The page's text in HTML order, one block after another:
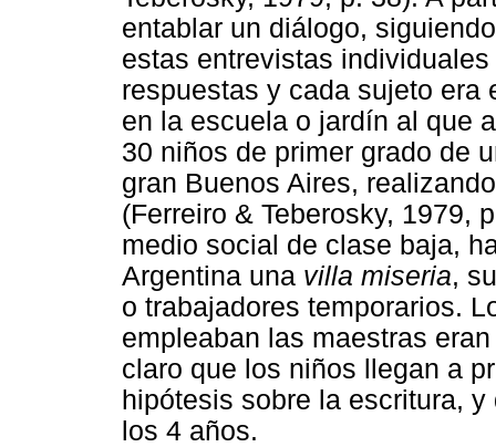
entablar un diálogo,
estas entrevistas
respuestas y cada sujeto era
en la escuela o jardín al que
30 niños de primer grado de
gran Buenos Aires,
(Ferreiro & Teberosky, 1979,
medio social de clase baja,
Argentina una villa miseria,
o trabajadores temporarios.
empleaban las maestras
claro que los niños llegan a
hipótesis sobre la escritura,
los 4 años.